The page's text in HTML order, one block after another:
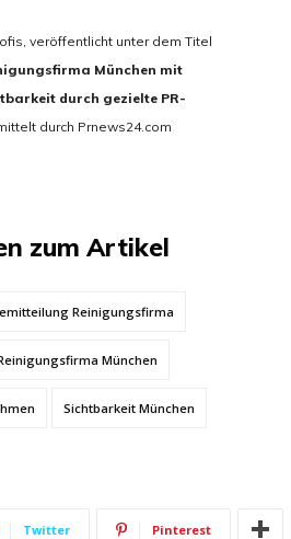
veröffentlicht unter dem Titel
München mit
durch gezielte PR-
durch Prnews24.com
zum Artikel
Reinigungsfirma
München
Sichtbarkeit München
Twitter Pinterest